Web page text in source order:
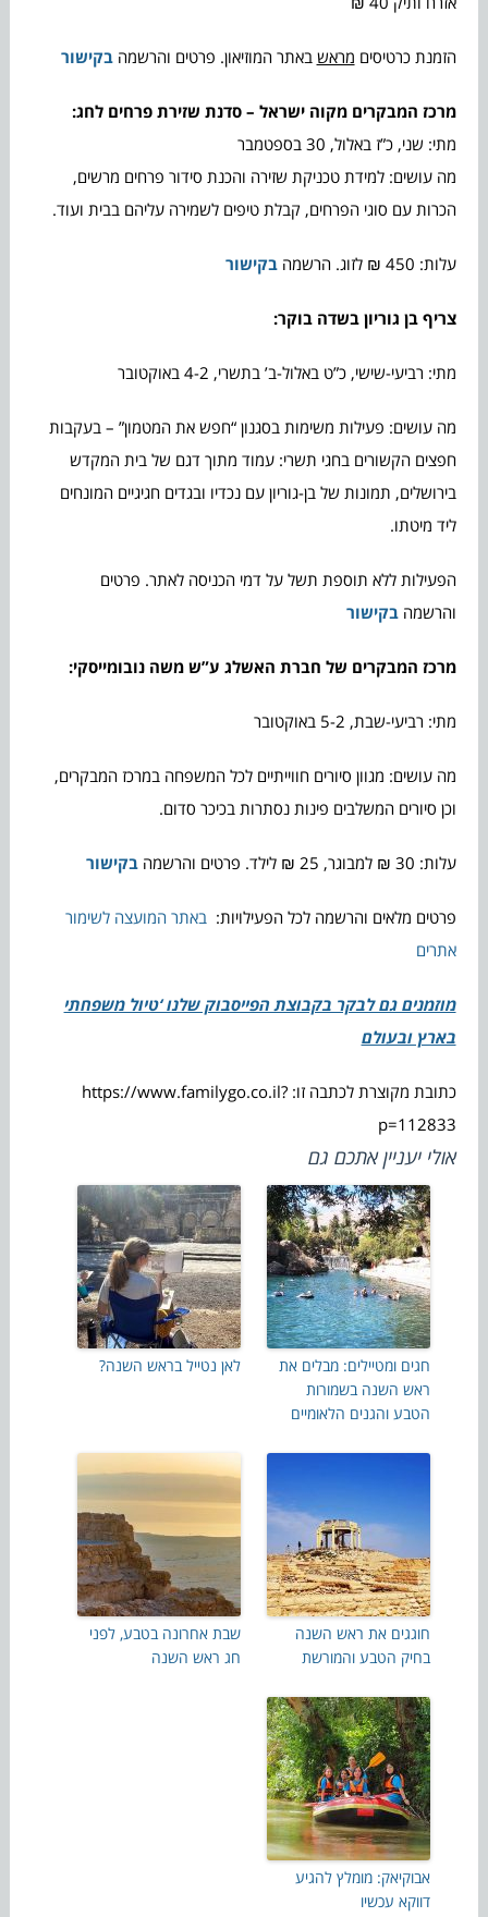
הזמנת כרטיסים מראש באתר המוזיאון. פרטים והרשמהבקישור
מרכז המבקרים מקוה ישראל – סדנת שזירת פרחים לחג:
מתי: שני, כ”ז באלול, 30 בספטמבר
מה עושים: למידת טכניקת שזירה והכנת סידור פרחים מרשים,
הכרות עם סוגי הפרחים, קבלת טיפים לשמירה עליהם בבית ועוד.
עלות: 450 ₪ לזוג. הרשמה בקישור
צריף בן גוריון בשדה בוקר:
מתי: רביעי-שישי, כ”ט באלול-ב’ בתשרי, 4-2 באוקטובר
מה עושים: פעילות משימות בסגנון “חפש את המטמון” – בעקבות
חפצים הקשורים בחגי תשרי: עמוד מתוך דגם של בית המקדש
בירושלים, תמונות של בן-גוריון עם נכדיו ובגדים חגיגיים המונחים
ליד מיטתו.
הפעילות ללא תוספת תשל על דמי הכניסה לאתר. פרטים
והרשמהבקישור
מרכז המבקרים של חברת האשלג ע”ש משה נובומייסקי:
מתי: רביעי-שבת, 5-2 באוקטובר
מה עושים: מגוון סיורים חווייתיים לכל המשפחה במרכז המבקרים,
וכן סיורים המשלבים פינות נסתרות בכיכר סדום.
עלות: 30 ₪ למבוגר, 25 ₪ לילד. פרטים והרשמה בקישור
פרטים מלאים והרשמה לכל הפעילויות: באתר המועצה לשימור
אתרים
מוזמנים גם לבקר בקבוצת הפייסבוק שלנו ‘טיול משפחתי
בארץ ובעולם
כתובת מקוצרת לכתבה זו: https://www.familygo.co.il?
p=112833
אולי יעניין אתכם גם
חגים ומטיילים: מבלים את
ראש השנה בשמורות
הטבע והגנים הלאומיים
לאן נטייל בראש השנה?
חוגגים את ראש השנה
בחיק הטבע והמורשת
שבת אחרונה בטבע, לפני
חג ראש השנה
אבוקיאק: מומלץ להגיע
דווקא עכשיו